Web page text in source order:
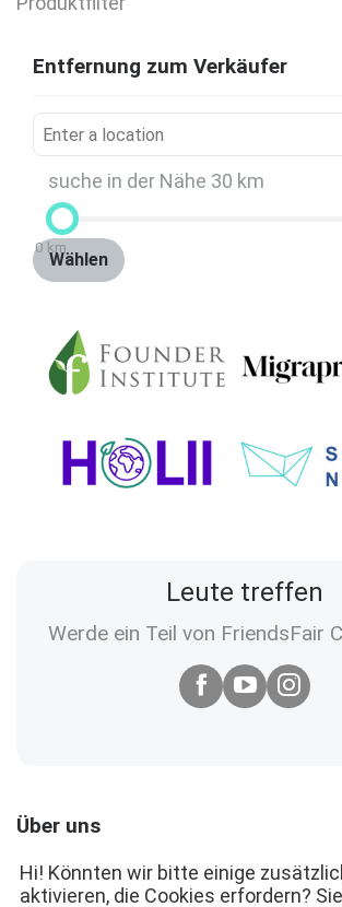
Entfernung zum Verkäufer
suche in der Nähe 30 km
0km
Wählen
Leute treffen
Werde ein Teil von FriendsFair
Über uns
Hi! Könnten wir bitte einige
aktivieren, die Cookies erfordern?